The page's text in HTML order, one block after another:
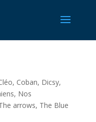
, Coban, Dicsy,
, Nos
arrows, The Blue